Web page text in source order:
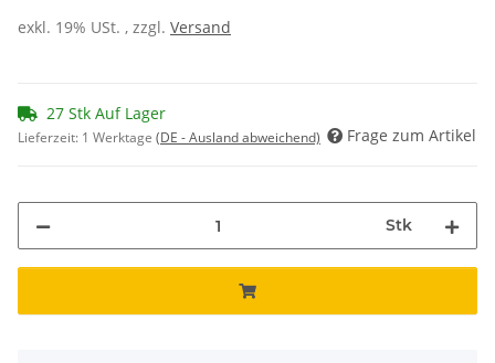
exkl. 19% USt. , zzgl. Versand
27 Stk Auf Lager
Lieferzeit: 1 Werktage (DE - Ausland abweichend) Frage zum Artikel
Stk